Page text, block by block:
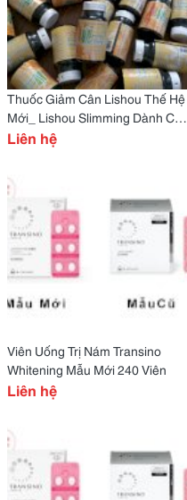
Thuốc Giảm Cân Lishou Thế Hệ
Mới_ Lishou Slimming Dành Cho
Người Khó Giảm Cân
Liên hệ
Viên Uống Trị Nám Transino
Whitening Mẫu Mới 240 Viên
Liên hệ